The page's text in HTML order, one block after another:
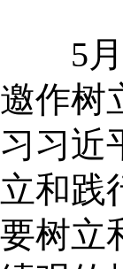
5月
邀作树
习习近
立和践
要树立